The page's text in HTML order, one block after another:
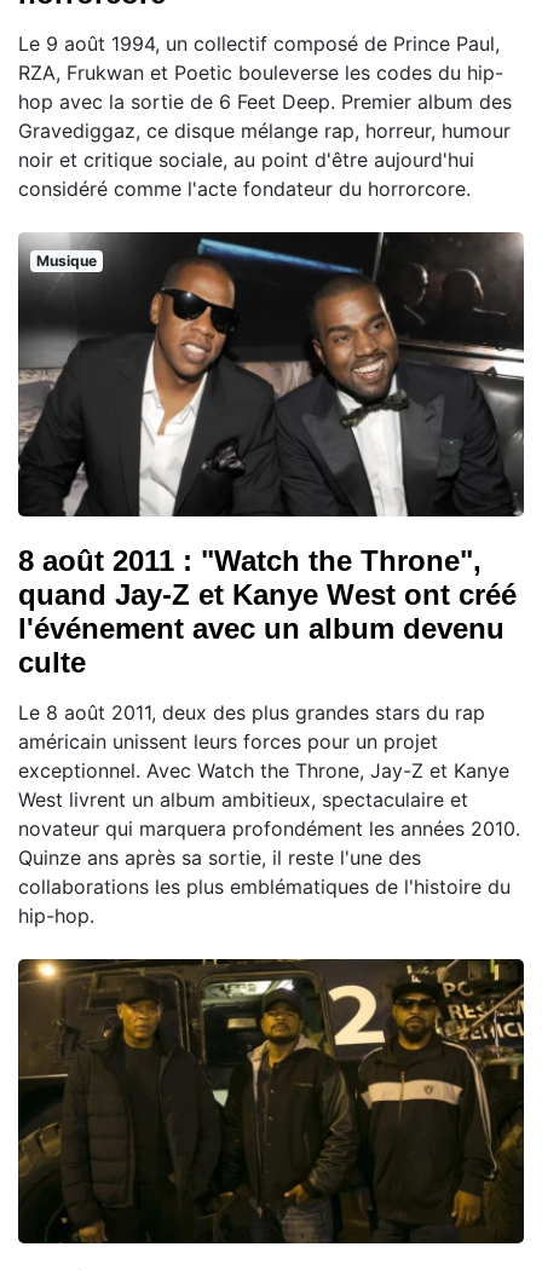
Le 9 août 1994, un collectif composé de Prince Paul,
RZA, Frukwan et Poetic bouleverse les codes du hip-
hop avec la sortie de 6 Feet Deep. Premier album des
Gravediggaz, ce disque mélange rap, horreur, humour
noir et critique sociale, au point d'être aujourd'hui
considéré comme l'acte fondateur du horrorcore.
Musique
8 août 2011 : "Watch the Throne",
quand Jay-Z et Kanye West ont créé
l'événement avec un album devenu
culte
Le 8 août 2011, deux des plus grandes stars du rap
américain unissent leurs forces pour un projet
exceptionnel. Avec Watch the Throne, Jay-Z et Kanye
West livrent un album ambitieux, spectaculaire et
novateur qui marquera profondément les années 2010.
Quinze ans après sa sortie, il reste l'une des
collaborations les plus emblématiques de l'histoire du
hip-hop.